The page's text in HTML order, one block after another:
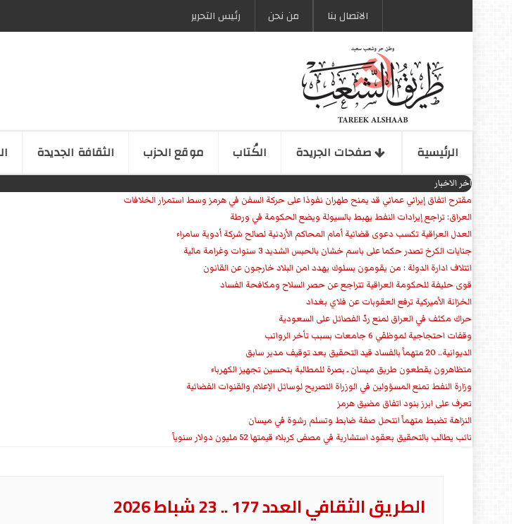
الاتصال بنا من نحن رئیس التحریر
الرئیسیة صفحات الجریدة الكُتاب موقع الحزب الثقافة الجدیدة
اخر الاخبار
مقترح اتفاق إيراني عماني قد يمنح طهران نفوذا على حركة السفن في هرمز وسط استمرار الخلافات
العراق: تراجع إيرادات النفط يهبط بالسيولة ويضع الحكومة في ورطة
العدل العراقية تكسب دعوى قضائية أمام المحاكم الأردنية لصالح شركة أدوية سامراء
جنايات الكرخ تصدر حكما على باسم خشان بالحبس الشديد 3 سنوات وغرامة مالية
ائتلاف ادارة الدولة : من يقومون بسلوك يهدد امن البلاد خارجون عن القانون
قوى حليفة للحكومة العراقية تتراجع عن حصر السلاح ومكافحة الفساد
الخزانة الأميركية ترفع العقوبات عن فلاي بغداد
حراك مكثف في العراق لمنع ردّ الفصائل على السعودية
وقفات احتجاجية لموظفي 6 جامعات بسبب تأخر الرواتب
الديوانية.. 20 متهماً بالفساد قيد التحقيق بعد توقيف مدير سابق
متظاهرون يقطعون طريق ميسان ـ بصرة للمطالبة بتحسين تجهيز الكهرباء
وزارة النفط تمنع المسؤولين في الوزراة التصريح لوسائل الإعلام والقنوات الفضائية
تعرف على ابرز بنود اتفاق مضيق هرمز
النزاهة تضبط متهماً انتحل صفة ضابط وتسلم رشوة في ميسان
نائب يطالب بالتحقيق بعقود استشارية في مصفى كربلاء قيمتها 52 مليون دولار سنوياً
الطريق الثقافي العدد 177 .. 23 شباط 2026